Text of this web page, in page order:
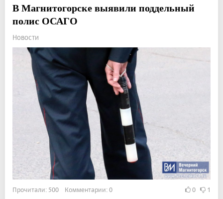
В Магнитогорске выявили поддельный
полис ОСАГО
Новости
Прочитали: 500 Комментарии: 0 0 1